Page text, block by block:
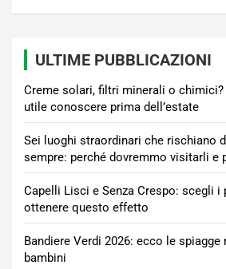
ULTIME PUBBLICAZIONI
Creme solari, filtri minerali o chimici?
utile conoscere prima dell’estate
Sei luoghi straordinari che rischiano
sempre: perché dovremmo visitarli e
Capelli Lisci e Senza Crespo: scegli
ottenere questo effetto
Bandiere Verdi 2026: ecco le
bambini